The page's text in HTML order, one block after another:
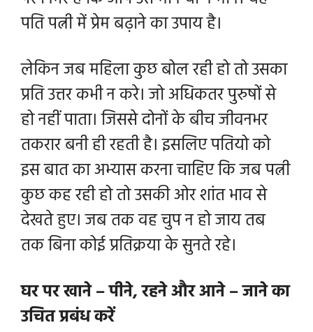
पति पत्नी में प्रेम बढ़ाने का उपाय है।
लेकिन जब महिला कुछ बोल रही हो तो उसका
प्रति उत्तर कभी न करे। जो अधिकतर पुरुषों से
हो नहीं पाता। जिससे दोनों के बीच जीवनभर
तकरार बनी ही रहती है। इसलिए पतियो को
इस बात का अभ्यास करना चाहिए कि जब पत्नी
कुछ कह रही हो तो उसकी ओर शांत भाव से
देखते हुए। जब तक वह चुप न हो जाय तब
तक बिना कोई प्रतिक्रया के सुनते रहे।
घर पर खाने – पीने, रहने और आने – जाने का
उचित प्रबंध करें